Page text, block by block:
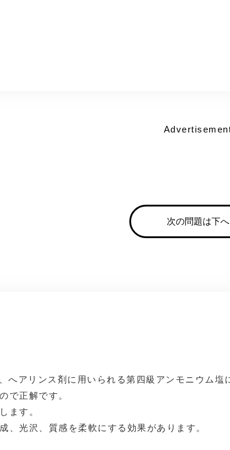
次の問題は下へ
へアリンス剤に用いられる第四級アンモニウム塩
で正解です。
ます。
、光沢、質感を柔軟にする効果があります。